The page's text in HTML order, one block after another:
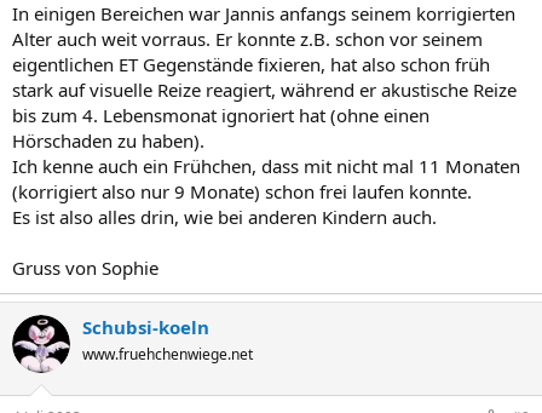
In einigen Bereichen war Jannis anfangs seinem korrigierten
Alter auch weit vorraus. Er konnte z.B. schon vor seinem
eigentlichen ET Gegenstände fixieren, hat also schon früh
stark auf visuelle Reize reagiert, während er akustische Reize
bis zum 4. Lebensmonat ignoriert hat (ohne einen
Hörschaden zu haben).
Ich kenne auch ein Frühchen, dass mit nicht mal 11 Monaten
(korrigiert also nur 9 Monate) schon frei laufen konnte.
Es ist also alles drin, wie bei anderen Kindern auch.
Gruss von Sophie
Schubsi-koeln
www.fruehchenwiege.net